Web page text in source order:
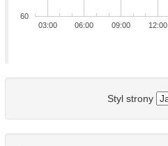
03:00 06:00 09:00 12:00
60
Styl strony